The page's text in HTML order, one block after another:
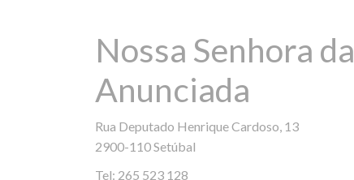
Nossa Senhora da
Anunciada
Rua Deputado Henrique Cardoso, 13
2900-110 Setúbal
Tel: 265 523 128